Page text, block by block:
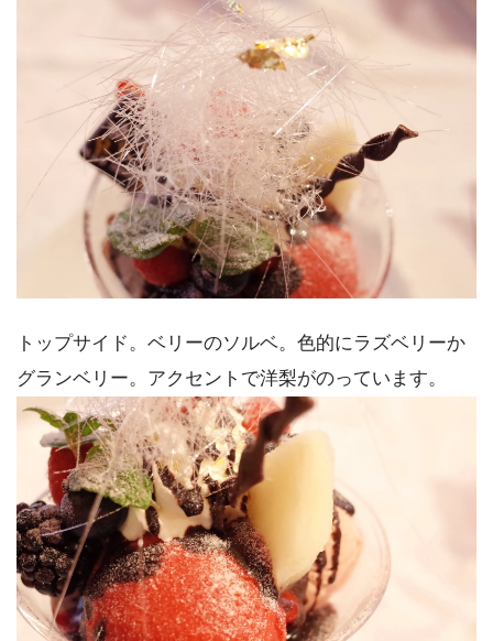
トップサイド。ベリーのソルベ。色的にラズベリーか
グランベリー。アクセントで洋梨がのっています。